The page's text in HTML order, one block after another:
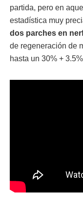
partida, pero en
estadística muy
dos parches en
de regeneración de
hasta un 30% +